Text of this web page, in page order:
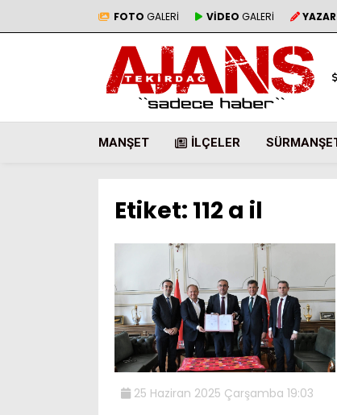
FOTO GALERİ VİDEO GALERİ
MANŞET İLÇELER
Etiket: 112 a il
25 Haziran 2025 Çarşamba 19:03